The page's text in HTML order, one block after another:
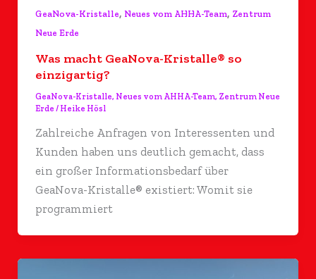
GeaNova-Kristalle, Neues vom AHHA-Team, Zentrum
Neue Erde
Was macht GeaNova-Kristalle® so
einzigartig?
GeaNova-Kristalle, Neues vom AHHA-Team, Zentrum Neue
Erde / Heike Hösl
Zahlreiche Anfragen von Interessenten und
Kunden haben uns deutlich gemacht, dass
ein großer Informationsbedarf über
GeaNova-Kristalle® existiert: Womit sie
programmiert